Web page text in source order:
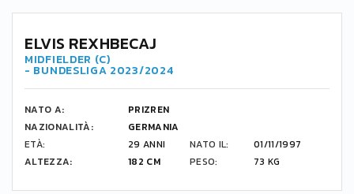
8
ELVIS REXHBECAJ
MIDFIELDER (C)
- BUNDESLIGA 2023/2024
NATO A:
PRIZREN
NAZIONALITÀ:
GERMANIA
ETÀ:
29 ANNI NATO IL:
01/11/1997
ALTEZZA:
182 CM PESO: 73 KG